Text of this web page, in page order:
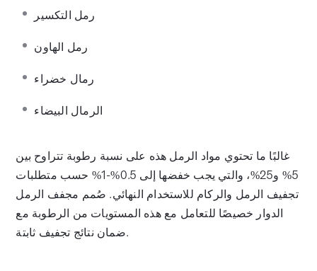
رمل التكسير
رمل الهاون
رمال خضراء
الرمال البيضاء
غالبًا ما تحتوي مواد الرمل هذه على نسبة رطوبة تتراوح بين
5% و25%، والتي يجب خفضها إلى 0.5%-1% حسب متطلبات
تجفيف الرمل والركام للاستخدام النهائي. صُمم مجفف الرمل
الدوار خصيصًا للتعامل مع هذه المستويات من الرطوبة مع
ضمان نتائج تجفيف ثابتة.